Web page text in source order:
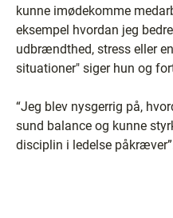
kunne imødekomme
eksempel hvordan jeg
udbrændthed, stress eller
situationer" siger hun og
“Jeg blev nysgerrig på,
sund balance og kunne
disciplin i ledelse